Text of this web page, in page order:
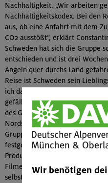
Nachhaltigkeit. „Wir arbeiten
Nachhaltigkeitskodex. Bei den
aus, ob eine Anfahrt mit dem
CO2 ausstößt“, erklärt
Schweden hat sich die Gruppe
entschieden und ist drei
Angeln quer durchs Land
Reise ist Schweden sein
ich das ja selbst gar nicht
gefällt, sieht man an den
des Gruppen-Blogs.
Nordsee, Eisklettern in Kolm-
Gruppenleiter haben ihre
festgehalten, die problemlos
Produktionsfirmen mithalten
Filmen war schon immer ein
selbstständige Mediengestalter.
Wir benötigen